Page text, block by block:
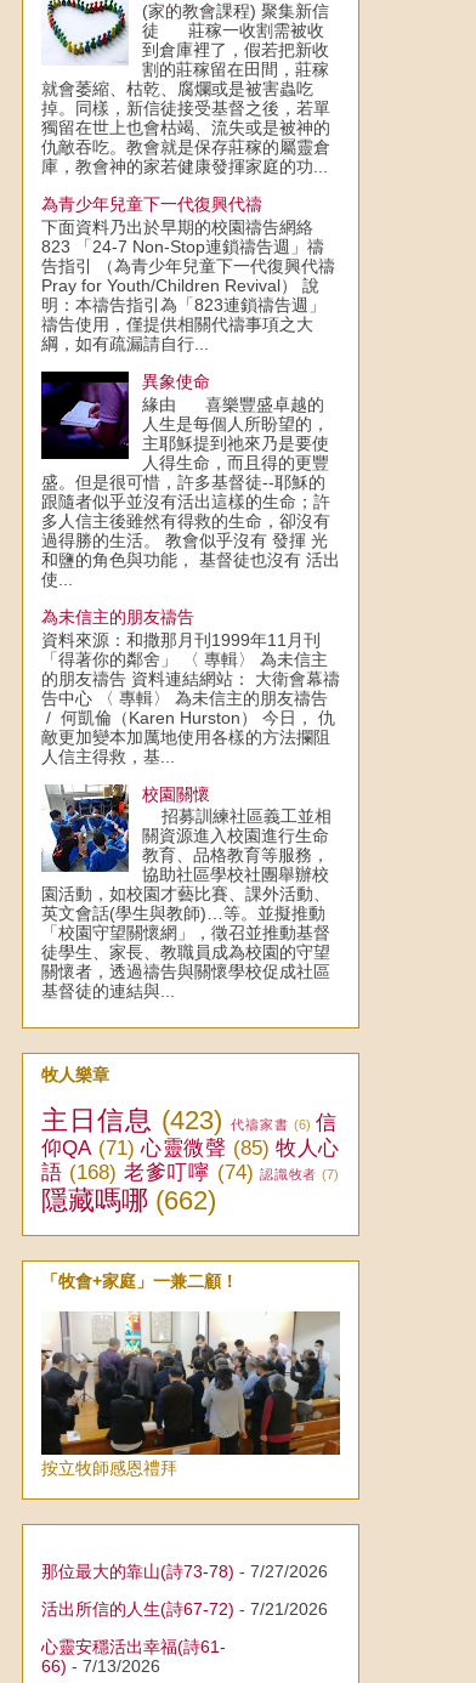
(家的教會課程) 聚集新信
徒 莊稼一收割需被收
到倉庫裡了，假若把新收
割的莊稼留在田間，莊稼
就會萎縮、枯乾、腐爛或是被害蟲吃
掉。同樣，新信徒接受基督之後，若單
獨留在世上也會枯竭、流失或是被神的
仇敵吞吃。教會就是保存莊稼的屬靈倉
庫，教會神的家若健康發揮家庭的功...
為青少年兒童下一代復興代禱
下面資料乃出於早期的校園禱告網絡
823 「24-7 Non-Stop連鎖禱告週」禱
告指引 （為青少年兒童下一代復興代禱
Pray for Youth/Children Revival） 說
明：本禱告指引為「823連鎖禱告週」
禱告使用，僅提供相關代禱事項之大
綱，如有疏漏請自行...
異象使命
緣由 喜樂豐盛卓越的
人生是每個人所盼望的，
主耶穌提到祂來乃是要使
人得生命，而且得的更豐
盛。但是很可惜，許多基督徒--耶穌的
跟隨者似乎並沒有活出這樣的生命；許
多人信主後雖然有得救的生命，卻沒有
過得勝的生活。 教會似乎沒有 發揮 光
和鹽的角色與功能， 基督徒也沒有 活出
使...
為未信主的朋友禱告
資料來源：和撒那月刊1999年11月刊
「得著你的鄰舍」 〈 專輯〉 為未信主
的朋友禱告 資料連結網站： 大衛會幕禱
告中心 〈 專輯〉 為未信主的朋友禱告
/ 何凱倫（Karen Hurston） 今日， 仇
敵更加變本加厲地使用各樣的方法攔阻
人信主得救，基...
校園關懷
招募訓練社區義工並相
關資源進入校園進行生命
教育、品格教育等服務，
協助社區學校社團舉辦校
園活動，如校園才藝比賽、課外活動、
英文會話(學生與教師)…等。並擬推動
「校園守望關懷網」，徵召並推動基督
徒學生、家長、教職員成為校園的守望
關懷者，透過禱告與關懷學校促成社區
基督徒的連結與...
牧人樂章
主日信息 (423) 代禱家書 (6) 信
仰QA (71) 心靈微聲 (85) 牧人心
語 (168) 老爹叮嚀 (74) 認識牧者 (7)
隱藏嗎哪 (662)
「牧會+家庭」一兼二顧！
按立牧師感恩禮拜
那位最大的靠山(詩73-78) - 7/27/2026
活出所信的人生(詩67-72) - 7/21/2026
心靈安穩活出幸福(詩61-
66) - 7/13/2026